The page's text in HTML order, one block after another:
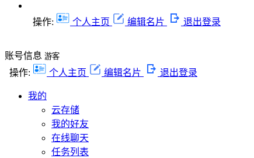
操作: 个人主页 编辑名片 退出登录
账号信息 游客
操作: 个人主页 编辑名片 退出登录
我的
云存储
我的好友
在线聊天
任务列表